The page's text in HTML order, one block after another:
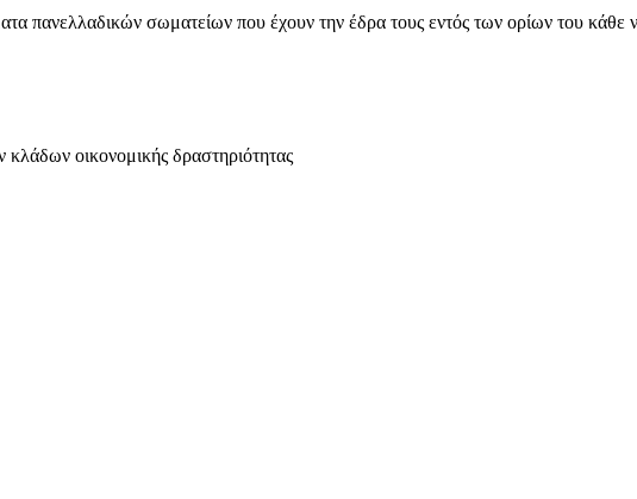
πανελλαδικών σωματείων που έχουν την έδρα τους εντός των ορίων του κάθε
οικονομικής δραστηριότητας